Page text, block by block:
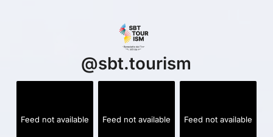
@sbt.tourism
Feed not available Feed not available Feed not available